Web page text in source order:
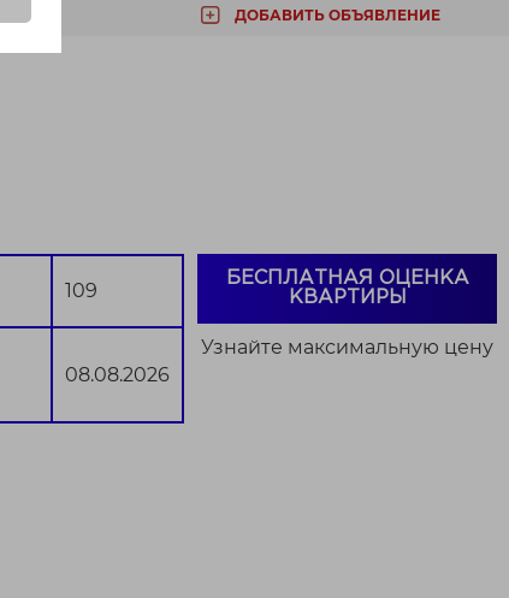
ДОБАВИТЬ ОБЪЯВЛЕНИЕ
109
08.08.2026
БЕСПЛАТНАЯ ОЦЕНКА
КВАРТИРЫ
Узнайте максимальную цену